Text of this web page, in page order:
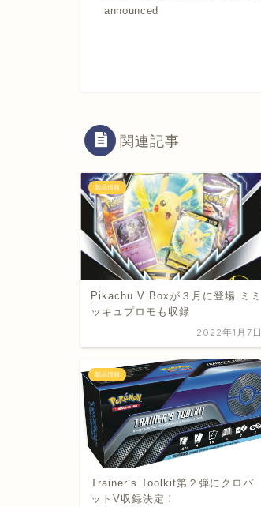
announced
関連記事
製品情報
Pikachu V Boxが３月に登場 ミミ
ッキュプロモも収録
2022年1月7日
製品情報
Trainer’s Toolkit第２弾にクロバ
ットV収録決定！